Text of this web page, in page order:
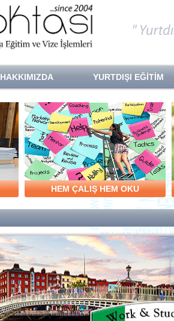
HAKKIMIZDA YURTDIŞI EĞİTİM
HEM ÇALIŞ HEM OKU